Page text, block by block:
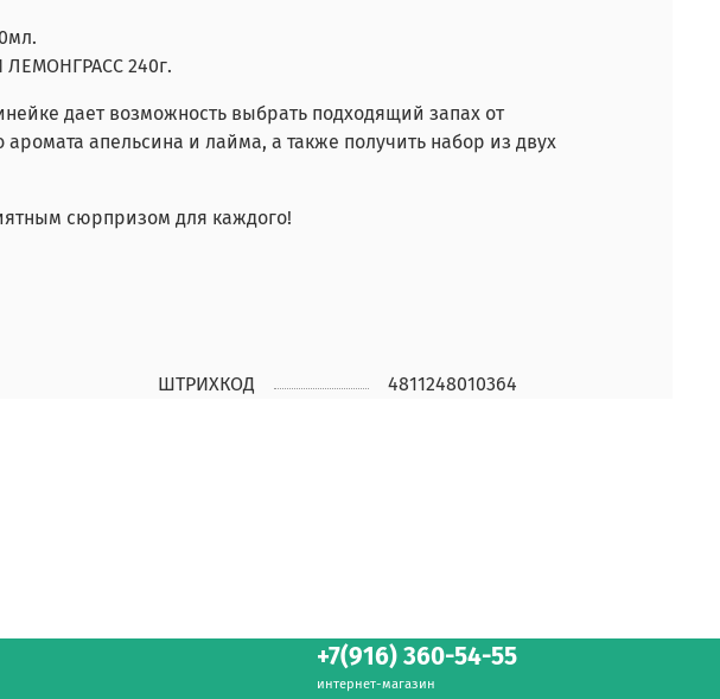
240г.
дает возможность выбрать подходящий запах от
аромата апельсина и лайма, а также получить набор из двух
сюрпризом для каждого!
ШТРИХКОД 4811248010364
+7(916) 360-54-55
интернет-магазин